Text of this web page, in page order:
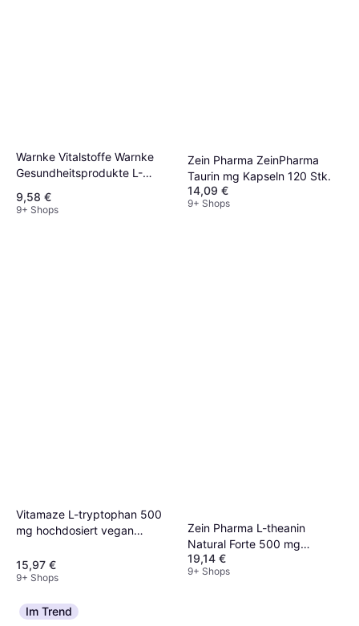
Warnke Vitalstoffe Warnke
Gesundheitsprodukte L-
9,58 €
9+ Shops
Zein Pharma ZeinPharma
Taurin mg Kapseln 120 Stk.
14,09 €
9+ Shops
Vitamaze L-tryptophan 500
mg hochdosiert vegan
15,97 €
9+ Shops
Zein Pharma L-theanin
Natural Forte 500 mg
Kapseln Zeinpharma 90 Stk.
19,14 €
9+ Shops
Im Trend